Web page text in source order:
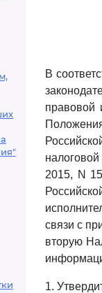
В
правовой
2015, N
связи с
вторую
1.